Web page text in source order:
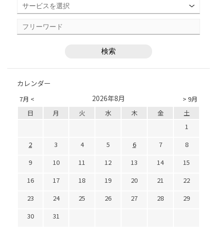
カレンダー
7月 < > 9月
2026年8月
日 月 火 水 木 金
土
1
2
3 4 5 6 7
8
9
10 11 12 13 14
15
16
17 18 19 20 21
22
23
24 25 26 27 28
29
30
31